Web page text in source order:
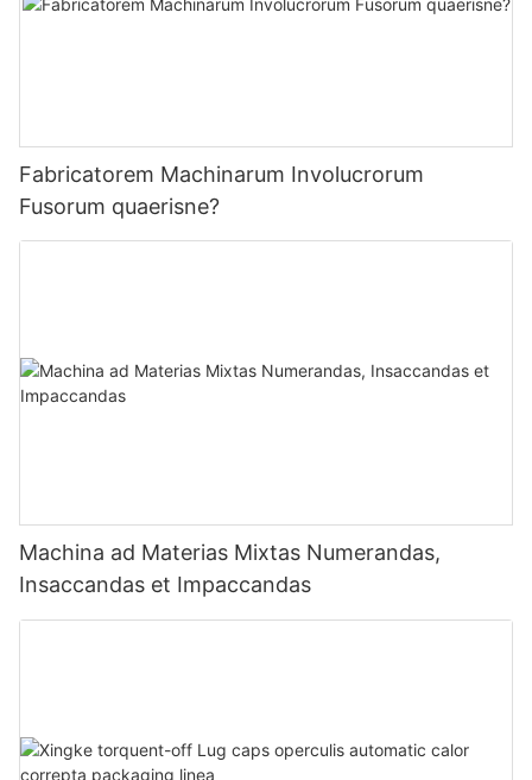
Fabricatorem Machinarum Involucrorum
Fusorum quaerisne?
Machina ad Materias Mixtas Numerandas,
Insaccandas et Impaccandas